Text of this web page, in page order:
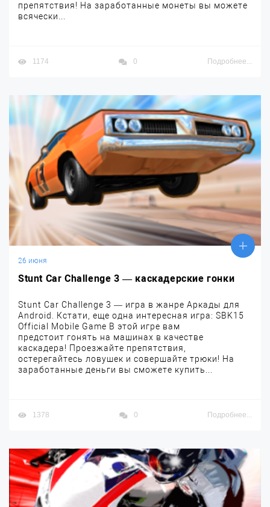
препятствия! На заработанные монеты вы можете
всячески...
1174 0 Подробнее...
26 июня
Stunt Car Challenge 3 — каскадерские гонки
Stunt Car Challenge 3 — игра в жанре Аркады для
Android. Кстати, еще одна интересная игра: SBK15
Official Mobile Game В этой игре вам
предстоит гонять на машинах в качестве
каскадера! Проезжайте препятствия,
остерегайтесь ловушек и совершайте трюки! На
заработанные деньги вы сможете купить...
1378 0 Подробнее...